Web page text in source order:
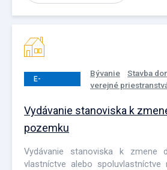
E-
Bývanie Stavba
verejné
Vydávanie stanoviska k
pozemku
Vydávanie stanoviska k zmene
vlastníctve alebo